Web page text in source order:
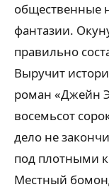
общественные
фантазии.
правильно
Выручит
роман «Джейн
восемьсот
дело не
под плотными
Местный